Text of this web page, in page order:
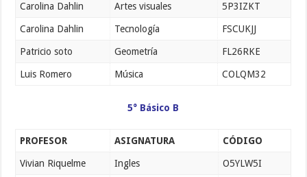
Carolina Dahlin Artes visuales 5P3IZKT
Carolina Dahlin Tecnología FSCUKJJ
Patricio soto Geometría FL26RKE
Luis Romero Música COLQM32
5° Básico B
PROFESOR ASIGNATURA CÓDIGO
Vivian Riquelme Ingles O5YLW5I